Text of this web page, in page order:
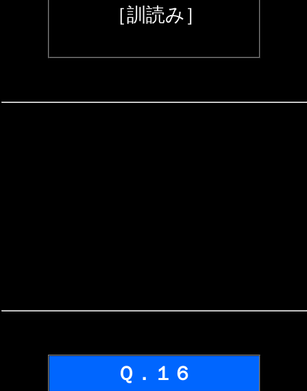
［訓読み］
Ｑ．１６